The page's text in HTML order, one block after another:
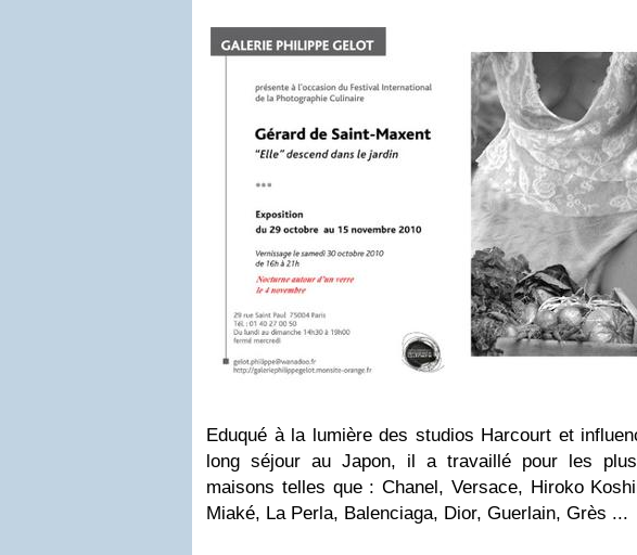
Eduqué à la lumière des studios Harcourt et
long séjour au Japon, il a travaillé pour les
maisons telles que : Chanel, Versace, Hiroko
Miaké, La Perla, Balenciaga, Dior, Guerlain, Grès ...